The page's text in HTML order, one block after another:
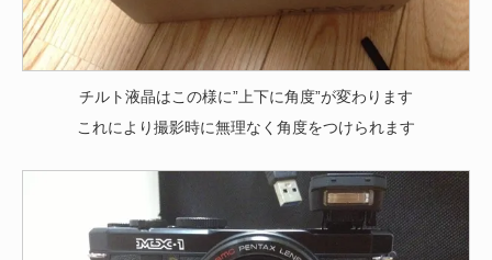
チルト液晶はこの様に”上下に角度”が変わります
これにより撮影時に無理なく角度をつけられます